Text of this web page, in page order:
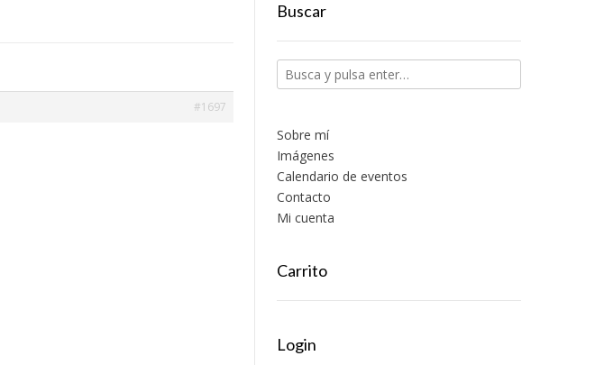
#1697
Buscar
Sobre mí
Imágenes
Calendario de eventos
Contacto
Mi cuenta
Carrito
Login